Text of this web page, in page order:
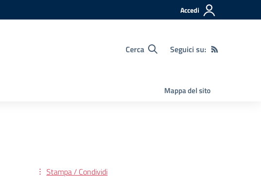
Accedi
Cerca Seguici su:
Mappa del sito
Stampa / Condividi